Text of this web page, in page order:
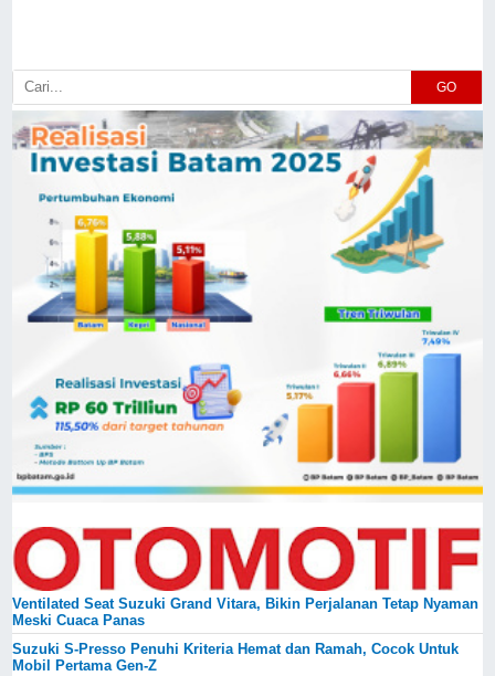
GO
Ventilated Seat Suzuki Grand Vitara, Bikin Perjalanan Tetap Nyaman
Meski Cuaca Panas
Suzuki S-Presso Penuhi Kriteria Hemat dan Ramah, Cocok Untuk
Mobil Pertama Gen-Z